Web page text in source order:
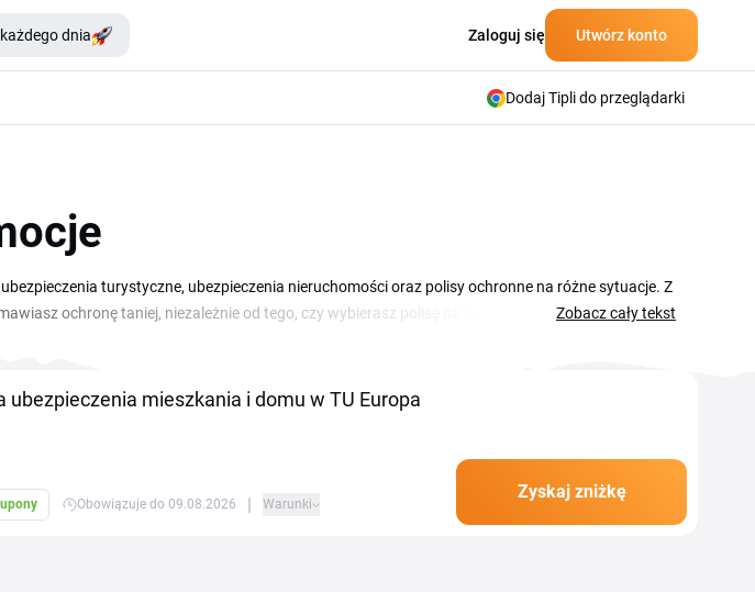
każdego dnia Zaloguj się Utwórz konto
Dodaj Tipli do przeglądarki
turystyczne, ubezpieczenia nieruchomości oraz polisy ochronne na różne sytuacje. Z
ochronę taniej, niezależnie od tego, czy wybierasz polisę na wyjazd zagraniczny, czy
Zobacz cały tekst
ubezpieczenia mieszkania i domu w TU Europa
Obowiązuje do 09.08.2026 | Warunki
Zyskaj zniżkę